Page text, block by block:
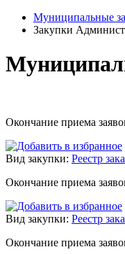
Муниципальные
Закупки
Окончание приема
Вид закупки: Реестр
Окончание приема
Вид закупки: Реестр
Окончание приема